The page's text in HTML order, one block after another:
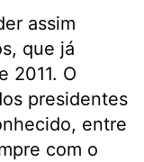
assim
que já
2011. O
presidentes
entre
com o